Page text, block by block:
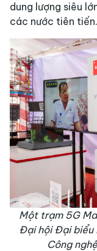
dung lượng siêu
các nước tiên tiến.
Một trạm 5G
Đại hội Đại biểu
Công